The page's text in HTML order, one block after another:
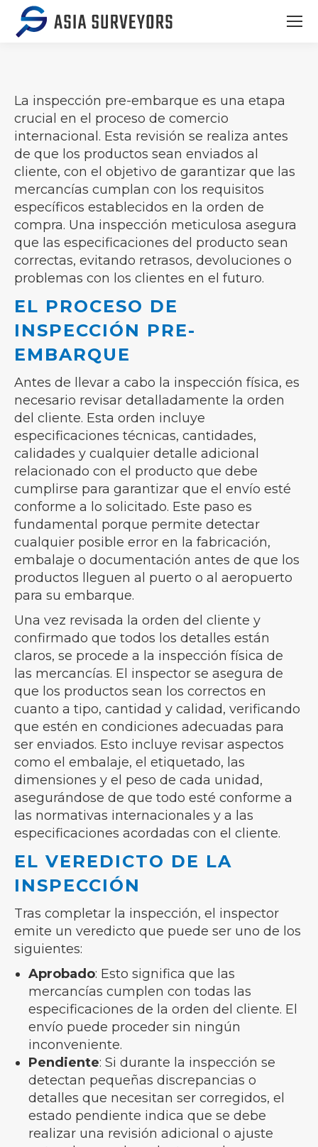
La inspección pre-embarque es una etapa
crucial en el proceso de comercio
internacional. Esta revisión se realiza antes
de que los productos sean enviados al
cliente, con el objetivo de garantizar que las
mercancías cumplan con los requisitos
específicos establecidos en la orden de
compra. Una inspección meticulosa asegura
que las especificaciones del producto sean
correctas, evitando retrasos, devoluciones o
problemas con los clientes en el futuro.
EL PROCESO DE
INSPECCIÓN PRE-
EMBARQUE
Antes de llevar a cabo la inspección física, es
necesario revisar detalladamente la orden
del cliente. Esta orden incluye
especificaciones técnicas, cantidades,
calidades y cualquier detalle adicional
relacionado con el producto que debe
cumplirse para garantizar que el envío esté
conforme a lo solicitado. Este paso es
fundamental porque permite detectar
cualquier posible error en la fabricación,
embalaje o documentación antes de que los
productos lleguen al puerto o al aeropuerto
para su embarque.
Una vez revisada la orden del cliente y
confirmado que todos los detalles están
claros, se procede a la inspección física de
las mercancías. El inspector se asegura de
que los productos sean los correctos en
cuanto a tipo, cantidad y calidad, verificando
que estén en condiciones adecuadas para
ser enviados. Esto incluye revisar aspectos
como el embalaje, el etiquetado, las
dimensiones y el peso de cada unidad,
asegurándose de que todo esté conforme a
las normativas internacionales y a las
especificaciones acordadas con el cliente.
EL VEREDICTO DE LA
INSPECCIÓN
Tras completar la inspección, el inspector
emite un veredicto que puede ser uno de los
siguientes:
Aprobado: Esto significa que las
mercancías cumplen con todas las
especificaciones de la orden del cliente. El
envío puede proceder sin ningún
inconveniente.
Pendiente: Si durante la inspección se
detectan pequeñas discrepancias o
detalles que necesitan ser corregidos, el
estado pendiente indica que se debe
realizar una revisión adicional o ajuste